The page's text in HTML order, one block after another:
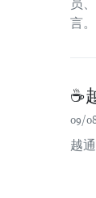
员
言。
☕️
09/
越